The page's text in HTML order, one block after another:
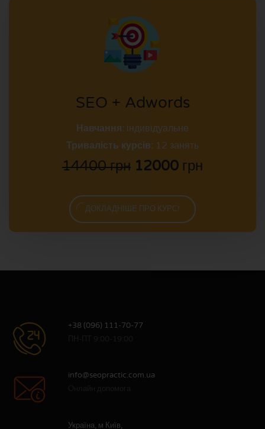
SEO + Adwords
Навчання: індивідуальне
Тривалість курсів: 12 занять
14400 грн 12000 грн
ДОКЛАДНІШЕ ПРО КУРС!
+38 (096) 111-70-77
info@seopractic.com.ua
Україна, м Київ,